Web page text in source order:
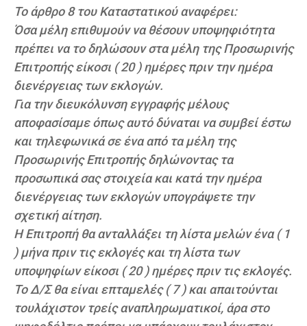
Το άρθρο 8 του Καταστατικού αναφέρει:
Όσα μέλη επιθυμούν να θέσουν υποψηφιότητα
πρέπει να το δηλώσουν στα μέλη της Προσωρινής
Επιτροπής είκοσι ( 20 ) ημέρες πριν την ημέρα
διενέργειας των εκλογών.
Για την διευκόλυνση εγγραφής μέλους
αποφασίσαμε όπως αυτό δύναται να συμβεί έστω
και τηλεφωνικά σε ένα από τα μέλη της
Προσωρινής Επιτροπής δηλώνοντας τα
προσωπικά σας στοιχεία και κατά την ημέρα
διενέργειας των εκλογών υπογράψετε την
σχετική αίτηση.
Η Επιτροπή θα ανταλλάξει τη λίστα μελών ένα ( 1
) μήνα πριν τις εκλογές και τη λίστα των
υποψηφίων είκοσι ( 20 ) ημέρες πριν τις εκλογές.
Το Δ/Σ θα είναι επταμελές ( 7 ) και απαιτούνται
τουλάχιστον τρείς αναπληρωματικοί, άρα στο